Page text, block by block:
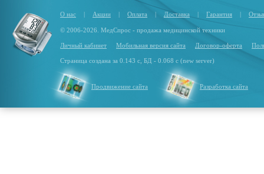
О нас | Акции | Оплата | Доставка | Гарантия |
© 2006-2026. МедСпрос - продажа медицинской техники
Личный кабинет Мобильная версия сайта Договор-оферта
Страница создана за 0.143 с, БД - 0.068 с (new server)
Продвижение сайта Разработка сайта